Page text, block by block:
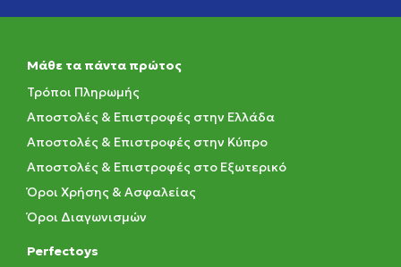
Μάθε τα πάντα πρώτος
Τρόποι Πληρωμής
Αποστολές & Επιστροφές στην Ελλάδα
Αποστολές & Επιστροφές στην Κύπρο
Αποστολές & Επιστροφές στο Εξωτερικό
Όροι Χρήσης & Ασφαλείας
Όροι Διαγωνισμών
Perfectoys